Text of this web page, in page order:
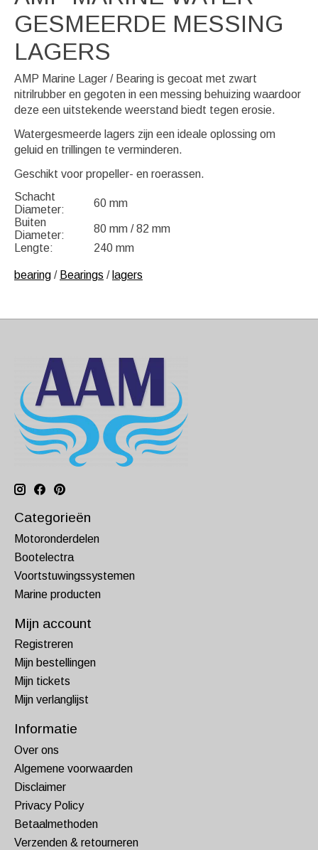
GESMEERDE MESSING
LAGERS
AMP Marine Lager / Bearing is gecoat met zwart
nitrilrubber en gegoten in een messing behuizing waardoor
deze een uitstekende weerstand biedt tegen erosie.
Watergesmeerde lagers zijn een ideale oplossing om
geluid en trillingen te verminderen.
Geschikt voor propeller- en roerassen.
Schacht
Diameter:
60 mm
Buiten
Diameter:
80 mm / 82 mm
Lengte:
240 mm
bearing / Bearings / lagers
Categorieën
Motoronderdelen
Bootelectra
Voortstuwingssystemen
Marine producten
Mijn account
Registreren
Mijn bestellingen
Mijn tickets
Mijn verlanglijst
Informatie
Over ons
Algemene voorwaarden
Disclaimer
Privacy Policy
Betaalmethoden
Verzenden & retourneren